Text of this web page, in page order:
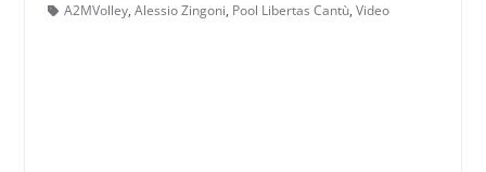
fatto anche con valori
A2MVolley, Alessio Zingoni, Pool Libertas Cantù, Video